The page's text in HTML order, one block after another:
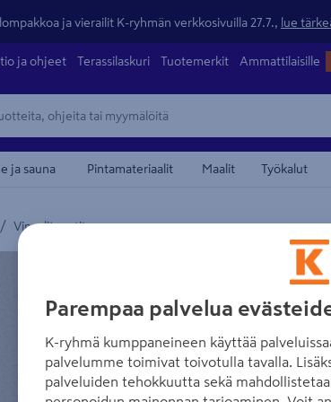
ja vierailit K-ryhmän verkkosivuilla 27.7., lue
ja ohjeet Terassilaskuri Tuotemerkit Ammattilaisille
ja sauna Pintamateriaalit Maalit Työkalut
/ Vinyylitapetit
kuvaus -maamerkistä
Parempaa palvelua
K-ryhmä kumppaneineen käyttää
palvelumme toimivat toivotulla tavalla.
palveluiden tehokkuutta sekä